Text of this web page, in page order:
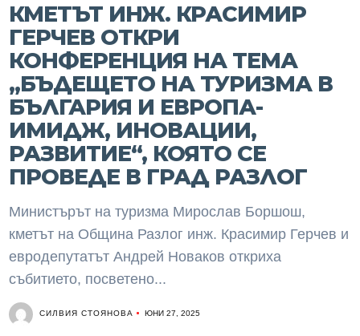
КМЕТЪТ ИНЖ. КРАСИМИР
ГЕРЧЕВ ОТКРИ
КОНФЕРЕНЦИЯ НА ТЕМА
„БЪДЕЩЕТО НА ТУРИЗМА В
БЪЛГАРИЯ И ЕВРОПА-
ИМИДЖ, ИНОВАЦИИ,
РАЗВИТИЕ“, КОЯТО СЕ
ПРОВЕДЕ В ГРАД РАЗЛОГ
Министърът на туризма Мирослав Боршош,
кметът на Община Разлог инж. Красимир Герчев и
евродепутатът Андрей Новаков откриха
събитието, посветено...
СИЛВИЯ СТОЯНОВА ЮНИ 27, 2025